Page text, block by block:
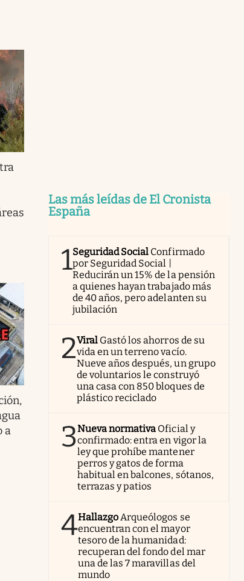
a
Las más leídas de El Cronista
España
1Seguridad Social Confirmado
por Seguridad Social |
Reducirán un 15% de la pensión
a quienes hayan trabajado más
de 40 años, pero adelanten su
jubilación
2Viral Gastó los ahorros de su
vida en un terreno vacío.
Nueve años después, un grupo
de voluntarios le construyó
una casa con 850 bloques de
plástico reciclado
3Nueva normativa Oficial y
confirmado: entra en vigor la
ley que prohíbe mantener
perros y gatos de forma
habitual en balcones, sótanos,
terrazas y patios
4Hallazgo Arqueólogos se
encuentran con el mayor
tesoro de la humanidad:
recuperan del fondo del mar
una de las 7 maravillas del
mundo